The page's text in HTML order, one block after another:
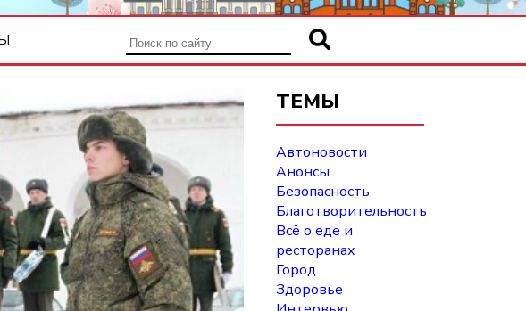
ТЕМЫ
Автоновости
Анонсы
Безопасность
Благотворительность
Всё о еде и
ресторанах
Город
Здоровье